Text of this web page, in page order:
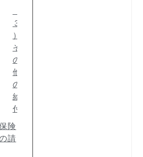
３
）
そ
の
他
の
給
付
険
請